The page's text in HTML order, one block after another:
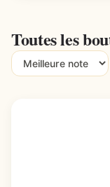
Toutes les